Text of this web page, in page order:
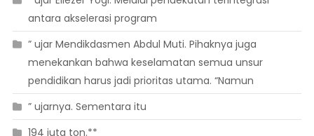
antara akselerasi program
” ujar Mendikdasmen Abdul Muti. Pihaknya juga
menekankan bahwa keselamatan semua unsur
pendidikan harus jadi prioritas utama. “Namun
” ujarnya. Sementara itu
194 juta ton.**